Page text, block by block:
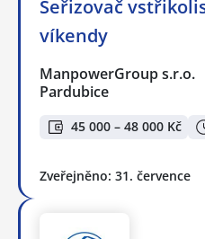
Seřizovač
víkendy
ManpowerGroup s.r.o.
Pardubice
45 000 – 48 000 Kč
Zveřejněno: 31. července